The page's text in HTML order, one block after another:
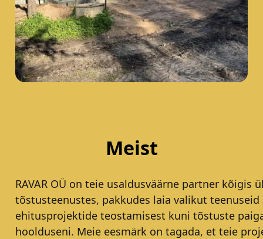
Meist
RAVAR OÜ on teie usaldusväärne partner kõigis
tõstusteenustes, pakkudes laia valikut teenuseid
ehitusprojektide teostamisest kuni tõstuste
hoolduseni. Meie eesmärk on tagada, et teie